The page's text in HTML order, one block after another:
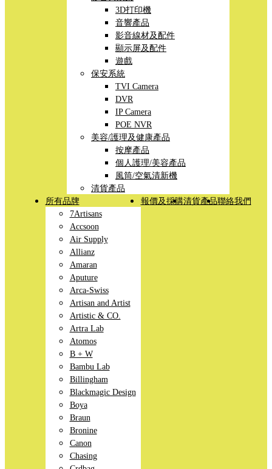
3D打印機
音響產品
影音線材及配件
顯示屏及配件
遊戲
保安系統
TVI Camera
DVR
IP Camera
POE NVR
美容/護理及健康產品
按摩產品
個人護理/美容產品
風筒/空氣清新機
清貨產品
所有品牌
7Artisans
Accsoon
Air Supply
Allianz
Amaran
Aputure
Arca-Swiss
Artisan and Artist
Artistic & CO.
Artra Lab
Atomos
B + W
Bambu Lab
Billingham
Blackmagic Design
Boya
Braun
Bronine
Canon
Chasing
報價及採購清貨產品聯絡我們